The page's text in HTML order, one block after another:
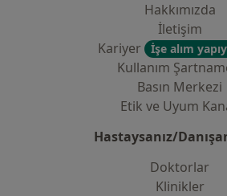
Hakkımızda
İletişim
Kariyer
İşe alım
Kullanım
Basın Merkezi
Etik ve Uyum
Hastaysanız/
Doktorlar
Klinikler